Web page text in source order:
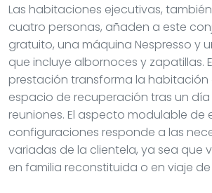
Las habitaciones ejecutivas,
cuatro personas, añaden a este
gratuito, una máquina Nespresso y
que incluye albornoces y zapatillas.
prestación transforma la habitación
espacio de recuperación tras un
reuniones. El aspecto modulable de
configuraciones responde a las
variadas de la clientela, ya sea que
en familia reconstituida o en viaje